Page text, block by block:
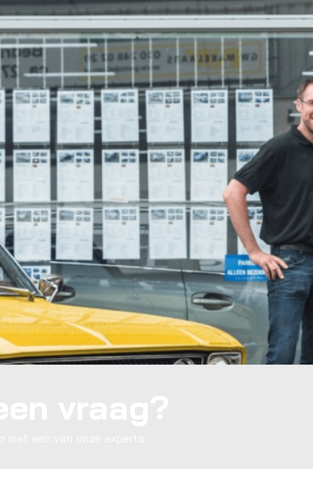
vraag?
een van onze experts.